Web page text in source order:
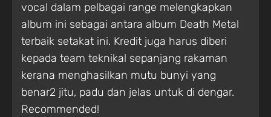
vocal dalam pelbagai range melengkapkan
album ini sebagai antara album Death Metal
terbaik setakat ini. Kredit juga harus diberi
kepada team teknikal sepanjang rakaman
kerana menghasilkan mutu bunyi yang
benar2 jitu, padu dan jelas untuk di dengar.
Recommended!